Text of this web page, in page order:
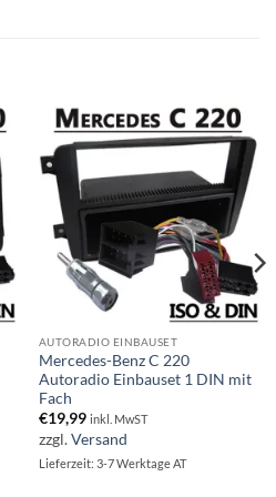
AUTORADIO EINBAUSET
Mercedes-Benz C 220
Autoradio Einbauset 1 DIN mit
Fach
€19,99 inkl. MwST
zzgl.Versand
Lieferzeit: 3-7 Werktage AT